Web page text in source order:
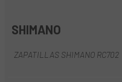
SHIMANO
ZAPATILLAS SHIMANO RC702